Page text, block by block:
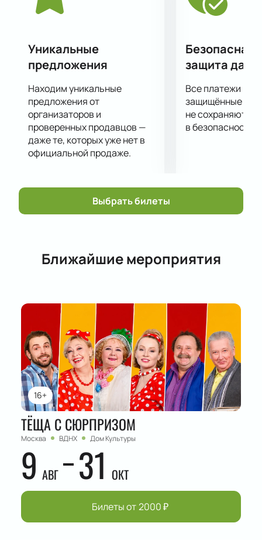
Уникальные
предложения
Находим уникальные
предложения от
организаторов и
проверенных продавцов —
даже те, которых уже нет в
официальной продаже.
Безопасная
защита
Все платежи
защищённые
не сохраняются
в безопасности.
Выбрать билеты
Ближайшие мероприятия
16+
ТЁЩА С СЮРПРИЗОМ
Москва ВДНХ Дом Культуры
9 АВГ 31 ОКТ
Билеты от 2000₽